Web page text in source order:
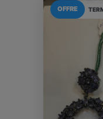
OFFRE